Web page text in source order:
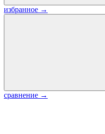
избранное →
сравнение →